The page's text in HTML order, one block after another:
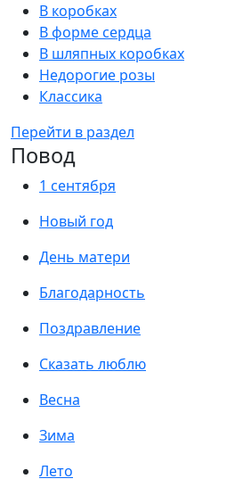
В коробках
В форме сердца
В шляпных коробках
Недорогие розы
Классика
Перейти в раздел
Повод
1 сентября
Новый год
День матери
Благодарность
Поздравление
Сказать люблю
Весна
Зима
Лето